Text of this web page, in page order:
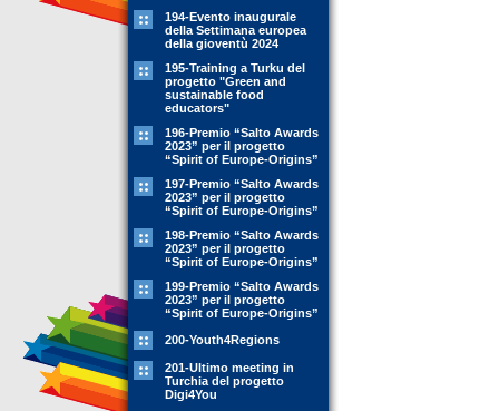
194-Evento inaugurale
della Settimana europea
della gioventù 2024
195-Training a Turku del
progetto "Green and
sustainable food
educators"
196-Premio “Salto Awards
2023” per il progetto
“Spirit of Europe-Origins”
197-Premio “Salto Awards
2023” per il progetto
“Spirit of Europe-Origins”
198-Premio “Salto Awards
2023” per il progetto
“Spirit of Europe-Origins”
199-Premio “Salto Awards
2023” per il progetto
“Spirit of Europe-Origins”
200-Youth4Regions
201-Ultimo meeting in
Turchia del progetto
Digi4You